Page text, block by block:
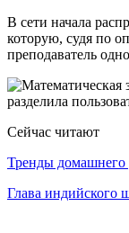
В сети начала
которую, судя по
преподаватель
Сейчас читают
Тренды домашнего
Глава индийского